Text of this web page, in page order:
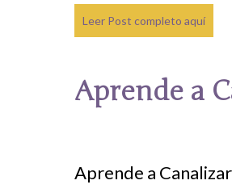
Leer Post completo aquí
Aprende a
Aprende a